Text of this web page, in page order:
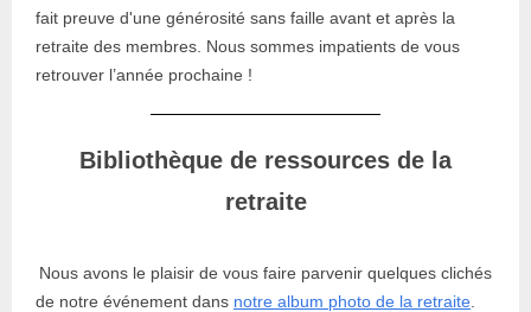
fait preuve d'une générosité sans faille avant et après la
retraite des membres. Nous sommes impatients de vous
retrouver l’année prochaine !
Bibliothèque de ressources de la
retraite
Nous avons le plaisir de vous faire parvenir quelques clichés
de notre événement dans notre album photo de la retraite